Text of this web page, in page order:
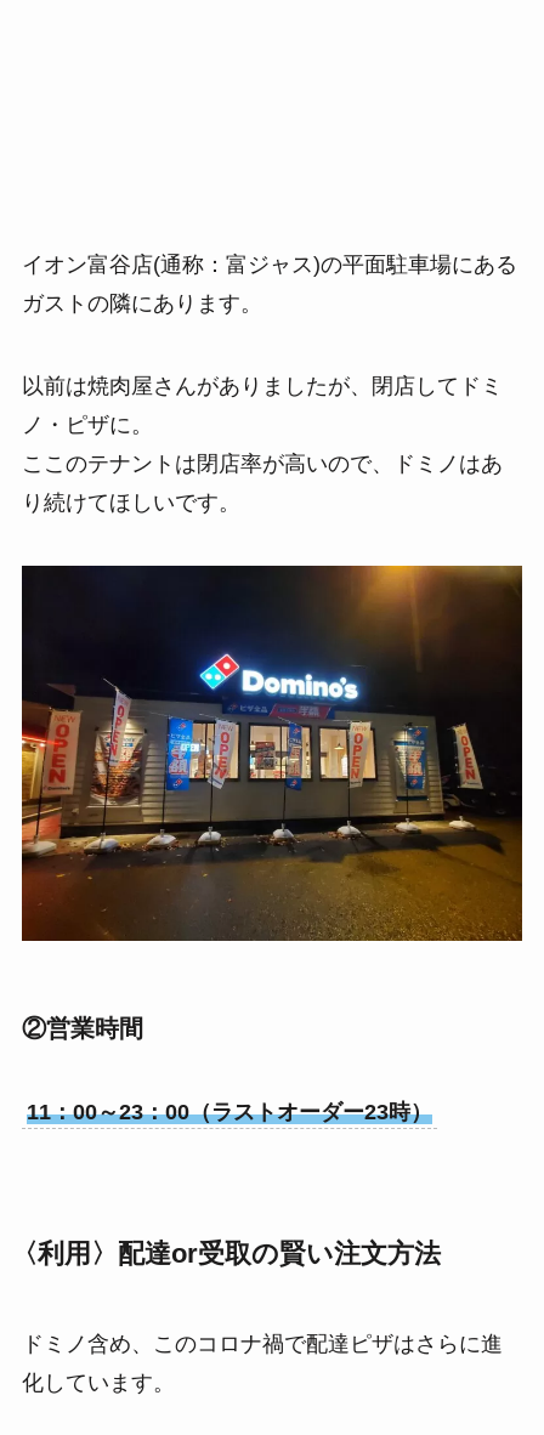
イオン富谷店(通称：富ジャス)の平面駐車場にある
ガストの隣にあります。
以前は焼肉屋さんがありましたが、閉店してドミ
ノ・ピザに。
ここのテナントは閉店率が高いので、ドミノはあ
り続けてほしいです。
②営業時間
11：00～23：00（ラストオーダー23時）
〈利用〉配達or受取の賢い注文方法
ドミノ含め、このコロナ禍で配達ピザはさらに進
化しています。